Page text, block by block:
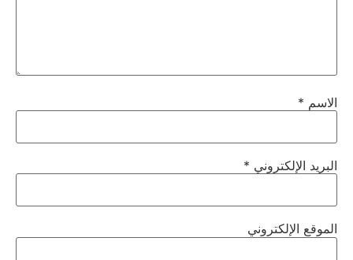
الاسم *
البريد الإلكتروني *
الموقع الإلكتروني